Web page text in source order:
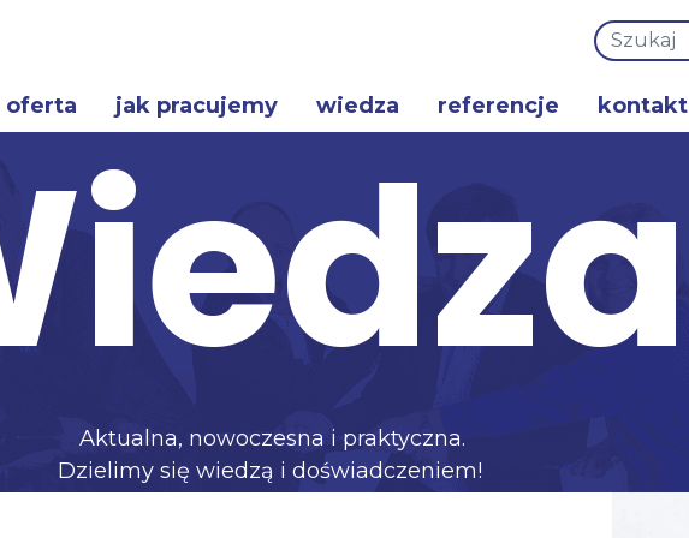
oferta jak pracujemy wiedza referencje kontakt
Aktualna, nowoczesna i praktyczna.
Dzielimy się wiedzą i doświadczeniem!